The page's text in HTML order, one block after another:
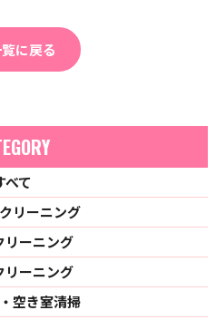
に戻る
べて
リーニング
リーニング
リーニング
空き室清掃